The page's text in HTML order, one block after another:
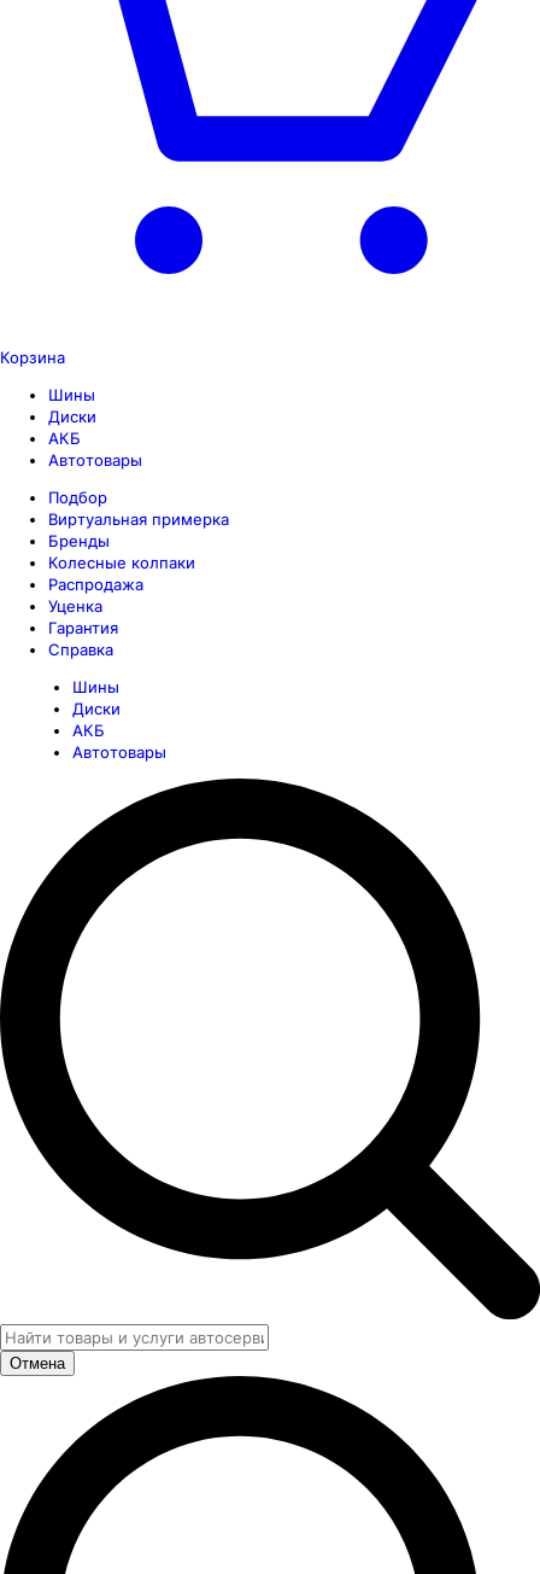
Корзина
Шины
Диски
АКБ
Автотовары
Подбор
Виртуальная примерка
Бренды
Колесные колпаки
Распродажа
Уценка
Гарантия
Справка
Шины
Диски
АКБ
Автотовары
Отмена